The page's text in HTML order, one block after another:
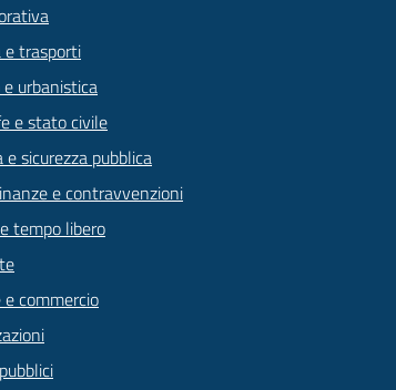
e trasporti
urbanistica
e stato civile
e sicurezza pubblica
e contravvenzioni
tempo libero
e commercio